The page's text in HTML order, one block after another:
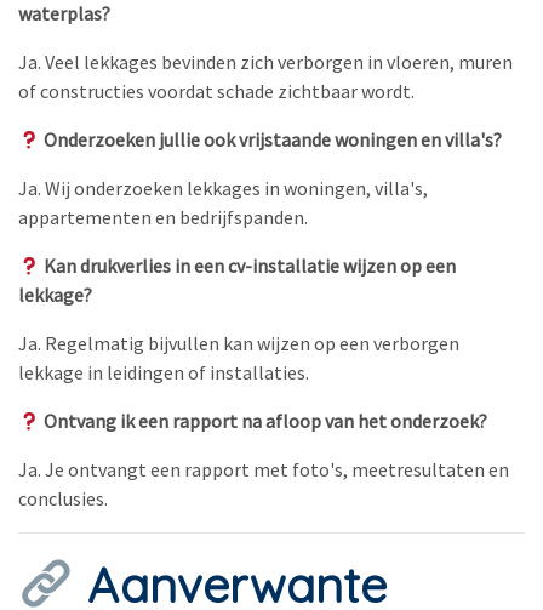
waterplas?
Ja. Veel lekkages bevinden zich verborgen in vloeren, muren
of constructies voordat schade zichtbaar wordt.
Onderzoeken jullie ook vrijstaande woningen en villa's?
Ja. Wij onderzoeken lekkages in woningen, villa's,
appartementen en bedrijfspanden.
Kan drukverlies in een cv-installatie wijzen op een
lekkage?
Ja. Regelmatig bijvullen kan wijzen op een verborgen
lekkage in leidingen of installaties.
Ontvang ik een rapport na afloop van het onderzoek?
Ja. Je ontvangt een rapport met foto's, meetresultaten en
conclusies.
Aanverwante